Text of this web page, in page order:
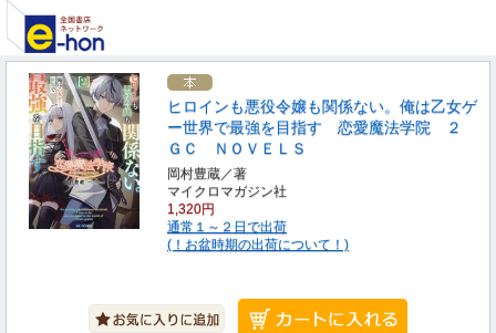
ヒロインも悪役令嬢も関係ない。俺は乙女ゲ
ー世界で最強を目指す 恋愛魔法学院 ２
ＧＣ ＮＯＶＥＬＳ
岡村豊蔵／著
マイクロマガジン社
1,320円
通常１～２日で出荷
(！お盆時期の出荷について！)